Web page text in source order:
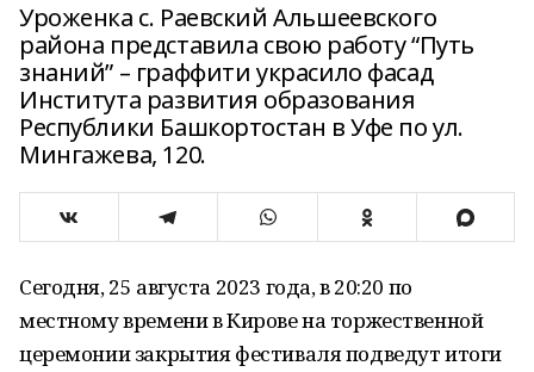
Уроженка с. Раевский Альшеевского
района представила свою работу “Путь
знаний” – граффити украсило фасад
Института развития образования
Республики Башкортостан в Уфе по ул.
Мингажева, 120.
Сегодня, 25 августа 2023 года, в 20:20 по
местному времени в Кирове на торжественной
церемонии закрытия фестиваля подведут итоги